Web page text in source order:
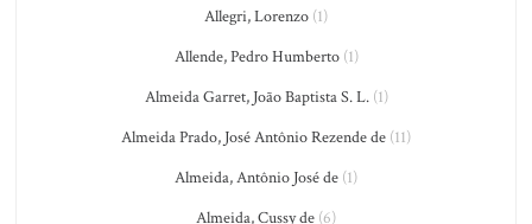
Allegri, Lorenzo (1)
Allende, Pedro Humberto(1)
Almeida Garret, João Baptista S. L.(1)
Almeida Prado, José Antônio Rezende de (11)
Almeida, Antônio José de (1)
Almeida, Cussy de (6)